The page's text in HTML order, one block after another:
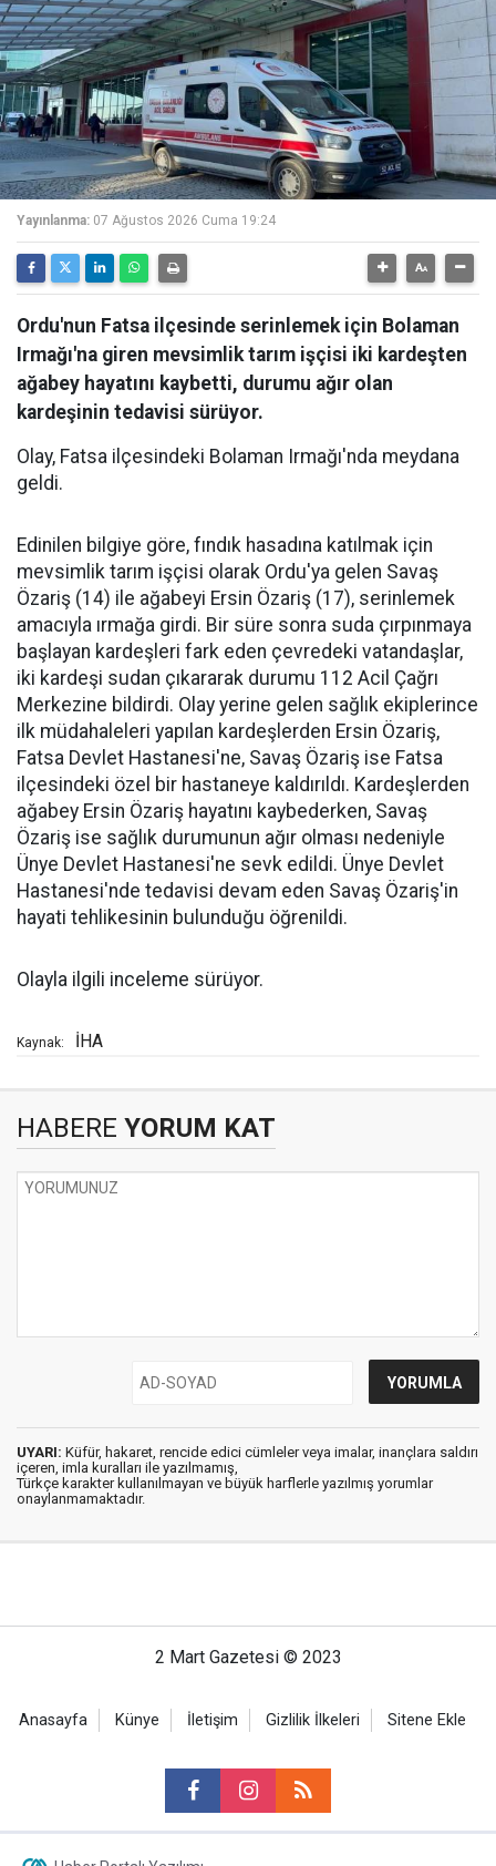
Yayınlanma: 07 Ağustos 2026 Cuma 19:24
Ordu'nun Fatsa ilçesinde serinlemek için Bolaman
Irmağı'na giren mevsimlik tarım işçisi iki kardeşten
ağabey hayatını kaybetti, durumu ağır olan
kardeşinin tedavisi sürüyor.
Olay, Fatsa ilçesindeki Bolaman Irmağı'nda meydana
geldi.
Edinilen bilgiye göre, fındık hasadına katılmak için
mevsimlik tarım işçisi olarak Ordu'ya gelen Savaş
Özariş (14) ile ağabeyi Ersin Özariş (17), serinlemek
amacıyla ırmağa girdi. Bir süre sonra suda çırpınmaya
başlayan kardeşleri fark eden çevredeki vatandaşlar,
iki kardeşi sudan çıkararak durumu 112 Acil Çağrı
Merkezine bildirdi. Olay yerine gelen sağlık ekiplerince
ilk müdahaleleri yapılan kardeşlerden Ersin Özariş,
Fatsa Devlet Hastanesi'ne, Savaş Özariş ise Fatsa
ilçesindeki özel bir hastaneye kaldırıldı. Kardeşlerden
ağabey Ersin Özariş hayatını kaybederken, Savaş
Özariş ise sağlık durumunun ağır olması nedeniyle
Ünye Devlet Hastanesi'ne sevk edildi. Ünye Devlet
Hastanesi'nde tedavisi devam eden Savaş Özariş'in
hayati tehlikesinin bulunduğu öğrenildi.
Olayla ilgili inceleme sürüyor.
Kaynak: İHA
HABERE YORUM KAT
UYARI: Küfür, hakaret, rencide edici cümleler veya imalar, inançlara saldırı
içeren, imla kuralları ile yazılmamış,
Türkçe karakter kullanılmayan ve büyük harflerle yazılmış yorumlar
onaylanmamaktadır.
2 Mart Gazetesi © 2023
Anasayfa Künye İletişim Gizlilik İlkeleri Sitene Ekle